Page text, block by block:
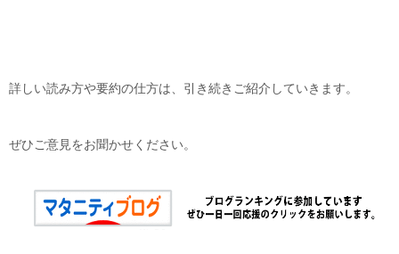
詳しい読み方や要約の仕方は、引き続きご紹介していきます。
ぜひご意見をお聞かせください。